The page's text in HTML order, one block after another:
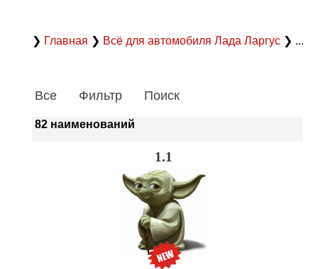
❯ Главная ❯ Всё для автомобиля Лада Ларгус ❯ ...
Все Фильтр Поиск
82 наименований
1.1